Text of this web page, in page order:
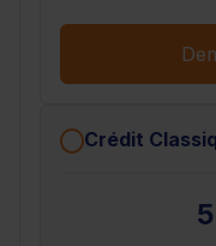
Crédit